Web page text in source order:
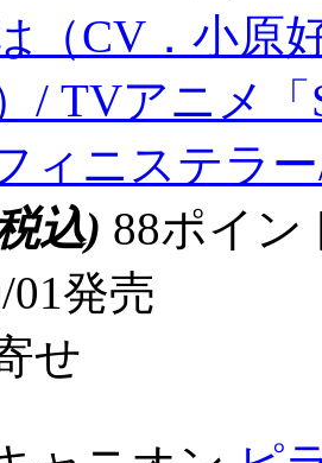
（CV．小原
/ TVアニメ「
ィニステラ
込) 88ポイ
01発売
せ